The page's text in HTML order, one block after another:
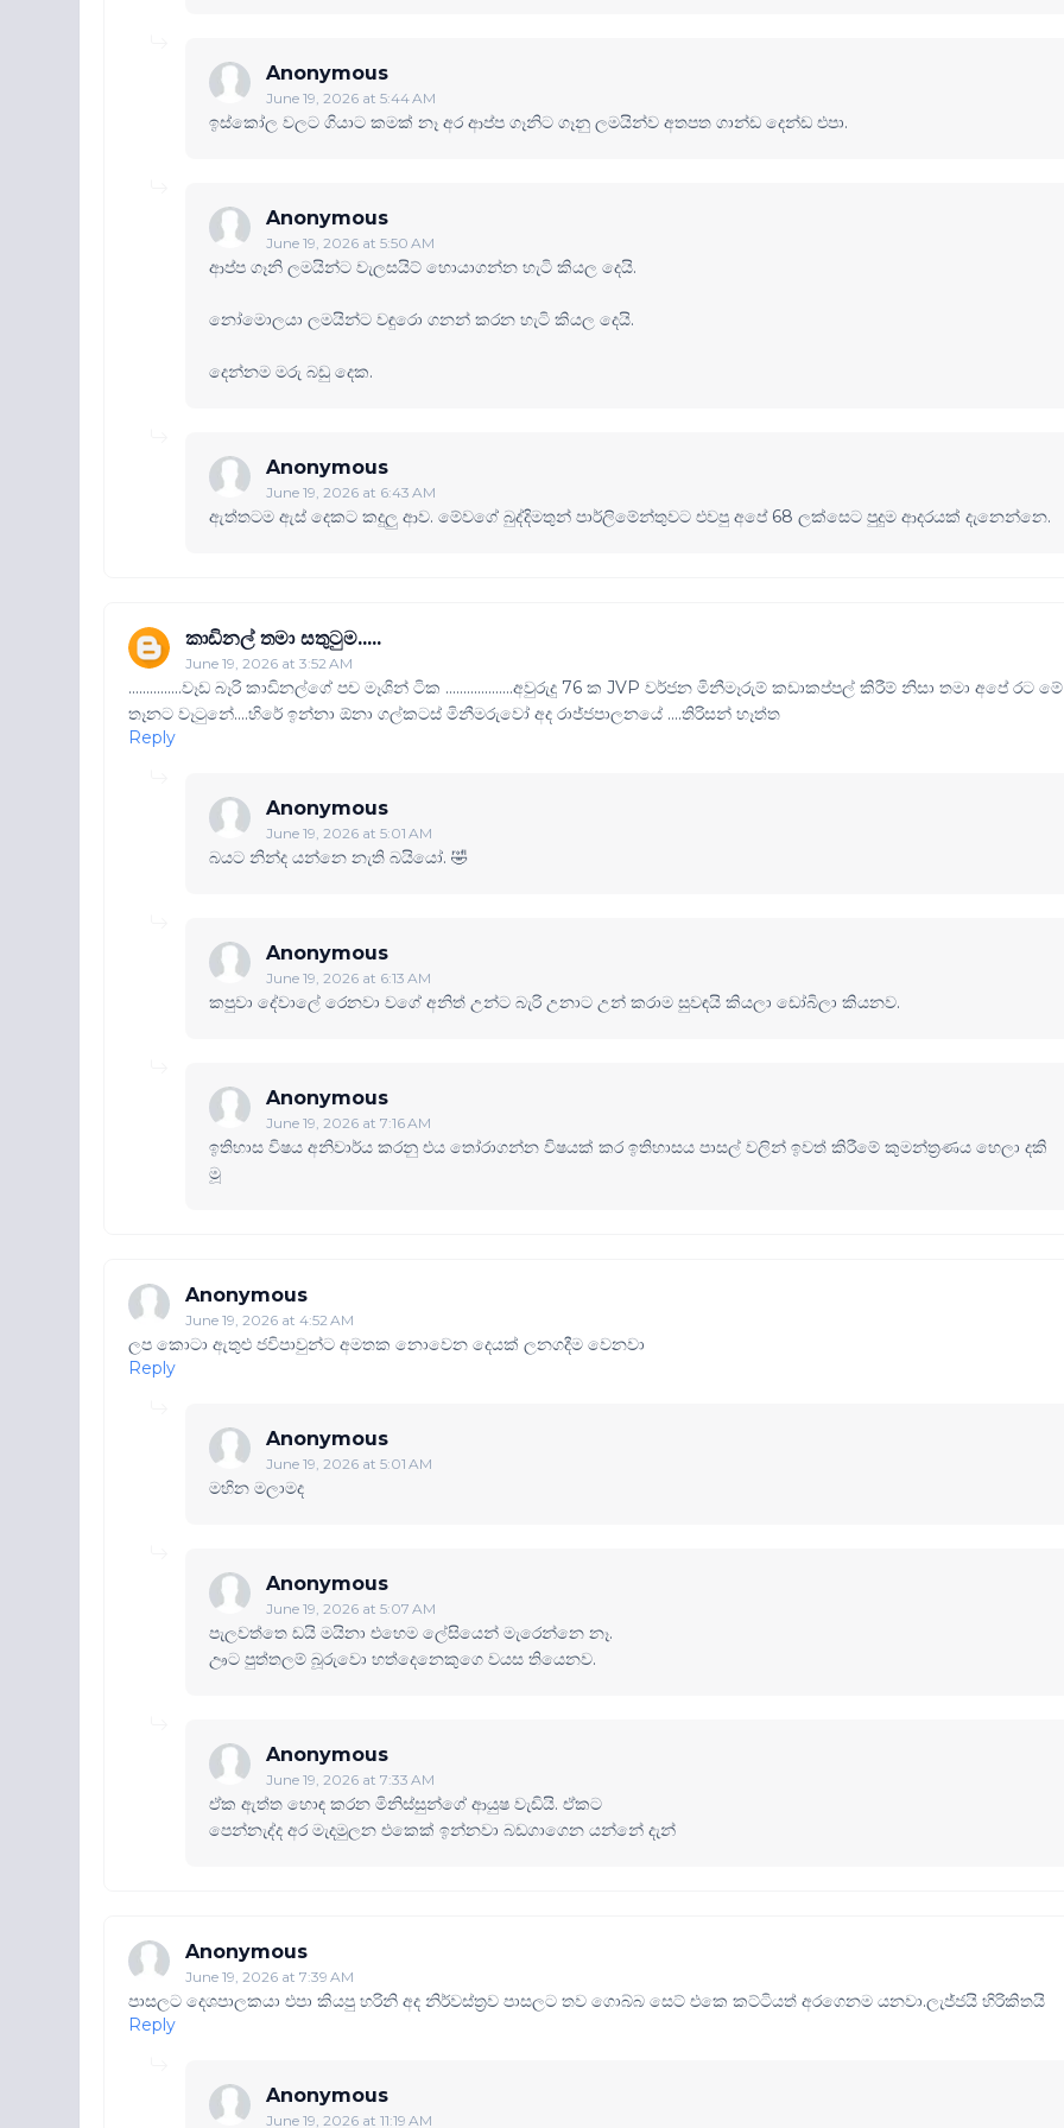
Anonymous
June 19, 2026 at 5:44 AM
ඉස්කෝල වලට ගියාට කමක් නෑ අර ආප්ප ගෑනිට ගෑනු ලමයින්ව අතපත ගාන්ඩ දෙන්ඩ එපා.
Anonymous
June 19, 2026 at 5:50 AM
ආප්ප ගෑනි ලමයින්ට වැලසයිට් හොයාගන්න හැටි කියල දෙයි.
නෝමොලයා ලමයින්ට වඳුරො ගනන් කරන හැටි කියල දෙයි.
දෙන්නම මරු බඩු දෙක.
Anonymous
June 19, 2026 at 6:43 AM
ඇත්තටම ඇස් දෙකට කදුලු ආව. මේවගේ බුද්දිමතුන් පාර්ලිමේන්තුවට එවපු අපේ 68 ලක්සෙට පුදුම ආදරයක් දැනෙන්නෙ.
කාඩිනල් තමා සතුටුම.....
June 19, 2026 at 3:52 AM
...............වෑඩ බෑරි කාඩිනල්ගේ පච මෑශින් ටික ...................අවුරුදු 76 ක JVP වර්ජන මිනීමෑරුම් කඩාකප්පල් කිරීම් නිසා තමා අපේ රට මේ
තෑනට වෑටුනේ....හිරේ ඉන්නා ඕනා ගල්කටස් මිනීමරුවෝ අද රාජ්ජපාලනයේ ....තිරිසන් හෑත්ත
Reply
Anonymous
June 19, 2026 at 5:01 AM
බයට නින්ද යන්නෙ නැති බයියෝ. 🤣
Anonymous
June 19, 2026 at 6:13 AM
කපුවා දේවාලේ රෙනවා වගේ අනිත් උන්ට බැරි උනාට උන් කරාම සුවඳයි කියලා ඩෝබිලා කියනව.
Anonymous
June 19, 2026 at 7:16 AM
ඉතිහාස විෂය අනිවාර්ය කරනු එය තෝරාගන්න විෂයක් කර ඉතිහාසය පාසල් වලින් ඉවත් කිරීමේ කුමන්ත්‍රණය හෙලා දකි
මූ
Anonymous
June 19, 2026 at 4:52 AM
ලප කොටා ඇතුළු ජවිපාවුන්ට අමතක නොවෙන දෙයක් ලනගදීම වෙනවා
Reply
Anonymous
June 19, 2026 at 5:01 AM
මහින මලාමද
Anonymous
June 19, 2026 at 5:07 AM
පැලවත්තෙ ඩයි මයිනා එහෙම ලේසියෙන් මැරෙන්නෙ නෑ.
ඌට පුත්තලම් බූරුවො හත්දෙනෙකුගෙ වයස තියෙනව.
Anonymous
June 19, 2026 at 7:33 AM
ඒක ඇත්ත හොඳ කරන මිනිස්සුන්ගේ ආයුෂ වැඩියි. ඒකට
පෙන්නැද්ද අර මැදමුලන එකෙක් ඉන්නවා බඩගාගෙන යන්නේ දැන්
Anonymous
June 19, 2026 at 7:39 AM
පාසලට දෙශපාලකයා එපා කියපු හරිනි අද නිර්වස්ත්‍රව පාසලට තව ගොබ්බ සෙට් එකෙ කට්ටියත් අරගෙනම යනවා.ලැජ්ජයි හිරිකිතයි
Reply
Anonymous
June 19, 2026 at 11:19 AM